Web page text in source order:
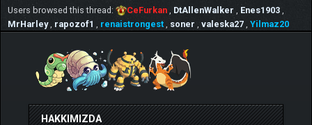
Users browsed this thread: CeFurkan DtAllenWalker Enes1903
MrHarley
rapozof1 renaistrongest soner valeska27 Yilmaz20
HAKKIMIZDA